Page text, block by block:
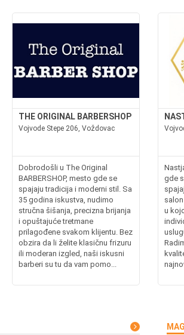
THE ORIGINAL BARBERSHOP
Vojvode Stepe 206, Voždovac
Dobrodošli u The Original
BARBERSHOP, mesto gde se
spajaju tradicija i moderni stil. Sa
35 godina iskustva, nudimo
stručna šišanja, precizna brijanja
i opuštajuće tretmane
prilagođene svakom klijentu. Bez
obzira da li želite klasičnu frizuru
ili moderan izgled, naši iskusni
barberi su tu da vam pomo...
gde
u